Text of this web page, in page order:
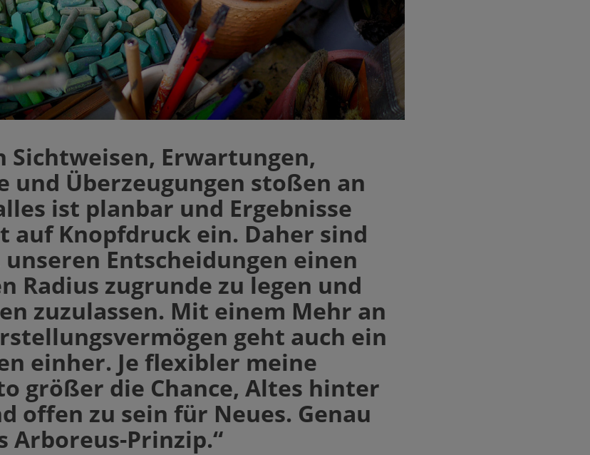
Sichtweisen, Erwartungen,
und Überzeugungen stoßen an
ist planbar und Ergebnisse
auf Knopfdruck ein. Daher sind
Entscheidungen einen
Radius zugrunde zu legen und
zuzulassen. Mit einem Mehr an
geht auch ein
einher. Je flexibler meine
größer die Chance, Altes hinter
offen zu sein für Neues. Genau
Arboreus-Prinzip.“